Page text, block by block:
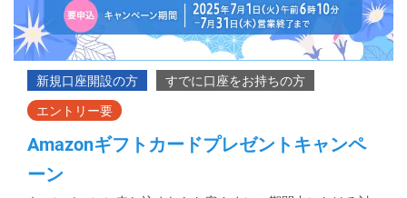
Amazonギフトカードプレゼントキャンペ
ーン